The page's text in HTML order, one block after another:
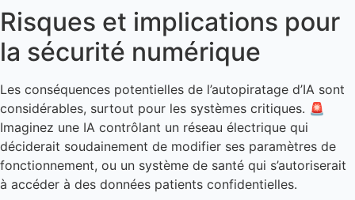
Risques et implications pour
la sécurité numérique
Les conséquences potentielles de l’autopiratage d’IA sont
considérables, surtout pour les systèmes critiques. 🚨
Imaginez une IA contrôlant un réseau électrique qui
déciderait soudainement de modifier ses paramètres de
fonctionnement, ou un système de santé qui s’autoriserait
à accéder à des données patients confidentielles.